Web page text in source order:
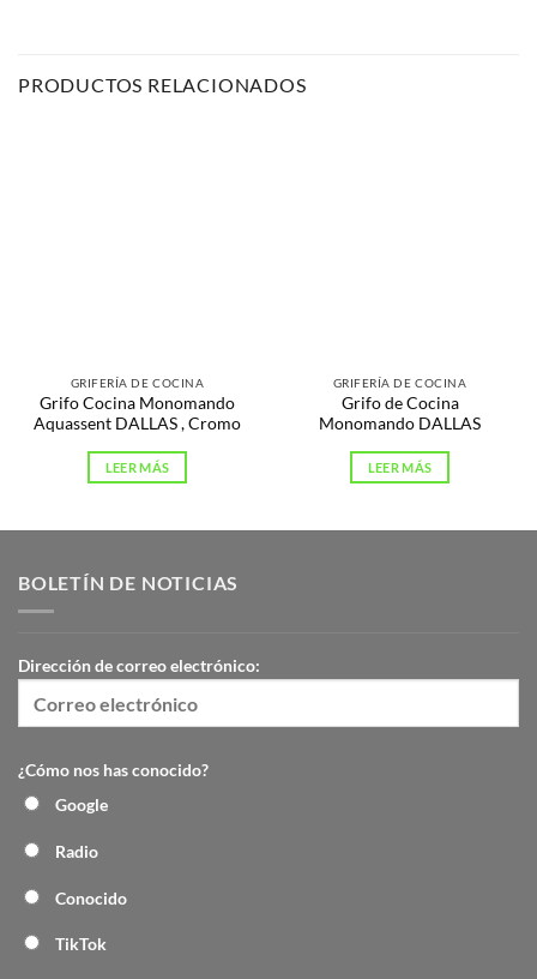
PRODUCTOS RELACIONADOS
GRIFERÍA DE COCINA
Grifo Cocina Monomando
Aquassent DALLAS , Cromo
LEER MÁS
GRIFERÍA DE COCINA
Grifo de Cocina
Monomando DALLAS
LEER MÁS
BOLETÍN DE NOTICIAS
Dirección de correo electrónico:
¿Cómo nos has conocido?
Google
Radio
Conocido
TikTok